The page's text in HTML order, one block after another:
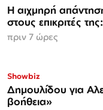
Η αιχμηρή
στους επικριτές
πριν 7 ώρες
Showbiz
Δημουλίδου για
βοήθεια»